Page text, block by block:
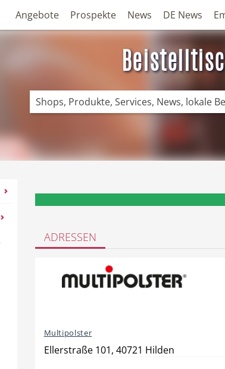
Angebote Prospekte News DE News
ADRESSEN
Multipolster
Ellerstraße 101, 40721 Hilden